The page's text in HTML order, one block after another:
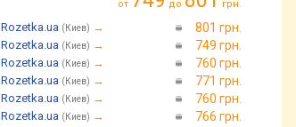
от до грн.
Rozetka.ua (Киев) → 801 грн.
Rozetka.ua (Киев) → 749 грн.
Rozetka.ua (Киев) → 760 грн.
Rozetka.ua (Киев) → 771 грн.
Rozetka.ua (Киев) → 760 грн.
Rozetka.ua (Киев) → 766 грн.